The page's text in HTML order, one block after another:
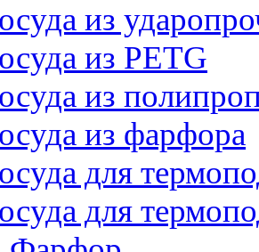
из
из PETG
из
из фарфора
для
для